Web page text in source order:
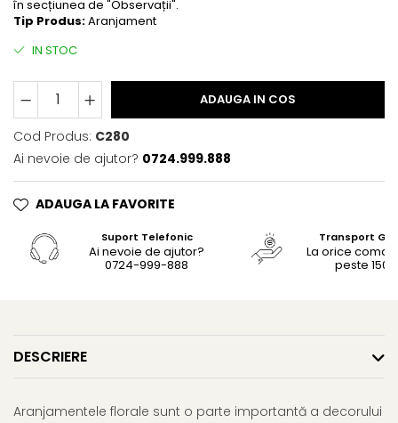
în secțiunea de "Observații".
Tip Produs:Aranjament
IN STOC
ADAUGA IN COS
Cod Produs: C280
Ai nevoie de ajutor? 0724.999.888
ADAUGA LA FAVORITE
Suport Telefonic
Ai nevoie de ajutor?
0724-999-888
Transport
La orice
peste
DESCRIERE
Aranjamentele florale sunt o parte importantă a decorului